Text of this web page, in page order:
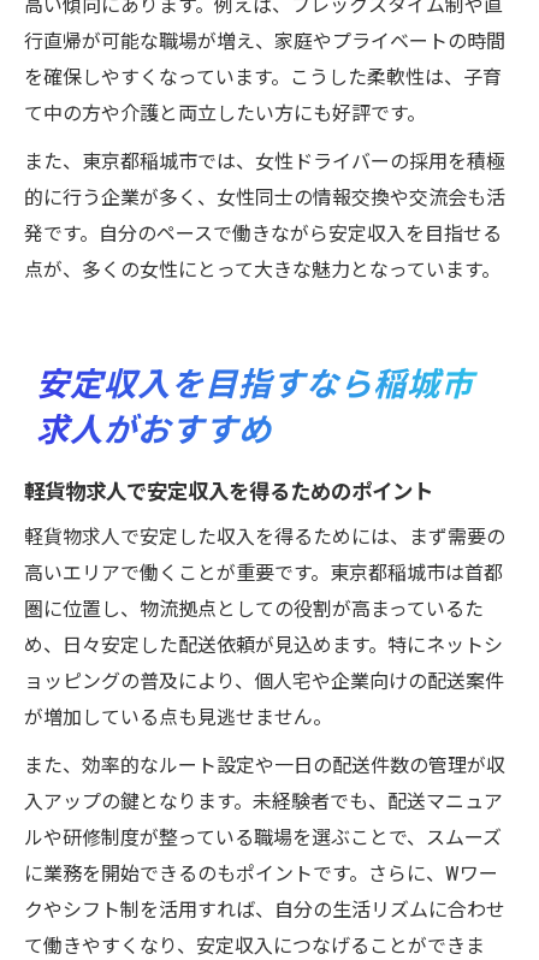
行直帰が可能な職場が増え、家庭やプライベートの時間
を確保しやすくなっています。こうした柔軟性は、子育
て中の方や介護と両立したい方にも好評です。
また、東京都稲城市では、女性ドライバーの採用を積極
的に行う企業が多く、女性同士の情報交換や交流会も活
発です。自分のペースで働きながら安定収入を目指せる
点が、多くの女性にとって大きな魅力となっています。
安定収入を目指すなら稲城市
求人がおすすめ
軽貨物求人で安定収入を得るためのポイント
軽貨物求人で安定した収入を得るためには、まず需要の
高いエリアで働くことが重要です。東京都稲城市は首都
圏に位置し、物流拠点としての役割が高まっているた
め、日々安定した配送依頼が見込めます。特にネットシ
ョッピングの普及により、個人宅や企業向けの配送案件
が増加している点も見逃せません。
また、効率的なルート設定や一日の配送件数の管理が収
入アップの鍵となります。未経験者でも、配送マニュア
ルや研修制度が整っている職場を選ぶことで、スムーズ
に業務を開始できるのもポイントです。さらに、Wワー
クやシフト制を活用すれば、自分の生活リズムに合わせ
て働きやすくなり、安定収入につなげることができま